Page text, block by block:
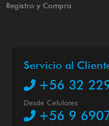
Registro y Compra
Servicio al
+56 32
Desde Celulares
+56 9